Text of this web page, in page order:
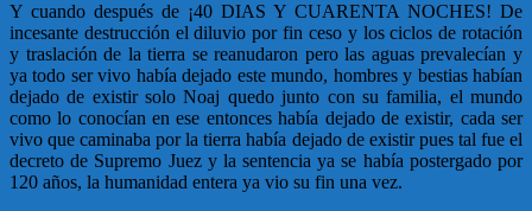
Y cuando después de ¡40 DIAS Y CUARENTA NOCHES! De
incesante destrucción el diluvio por fin ceso y los ciclos de rotación
y traslación de la tierra se reanudaron pero las aguas prevalecían y
ya todo ser vivo había dejado este mundo, hombres y bestias habían
dejado de existir solo Noaj quedo junto con su familia, el mundo
como lo conocían en ese entonces había dejado de existir, cada ser
vivo que caminaba por la tierra había dejado de existir pues tal fue el
decreto de Supremo Juez y la sentencia ya se había postergado por
120 años, la humanidad entera ya vio su fin una vez.